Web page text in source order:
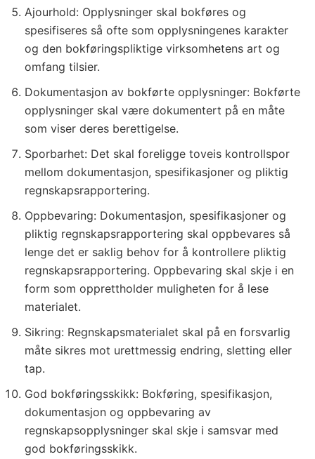
Ajourhold: Opplysninger skal bokføres og
spesifiseres så ofte som opplysningenes karakter
og den bokføringspliktige virksomhetens art og
omfang tilsier.
Dokumentasjon av bokførte opplysninger: Bokførte
opplysninger skal være dokumentert på en måte
som viser deres berettigelse.
Sporbarhet: Det skal foreligge toveis kontrollspor
mellom dokumentasjon, spesifikasjoner og pliktig
regnskapsrapportering.
Oppbevaring: Dokumentasjon, spesifikasjoner og
pliktig regnskapsrapportering skal oppbevares så
lenge det er saklig behov for å kontrollere pliktig
regnskapsrapportering. Oppbevaring skal skje i en
form som opprettholder muligheten for å lese
materialet.
Sikring: Regnskapsmaterialet skal på en forsvarlig
måte sikres mot urettmessig endring, sletting eller
tap.
God bokføringsskikk: Bokføring, spesifikasjon,
dokumentasjon og oppbevaring av
regnskapsopplysninger skal skje i samsvar med
god bokføringsskikk.